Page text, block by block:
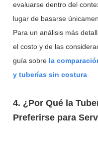
evaluarse dentro del
lugar de basarse
Para un análisis más
el costo y de las
guía sobre la
y tuberías sin costura.
4. ¿Por Qué la
Preferirse para